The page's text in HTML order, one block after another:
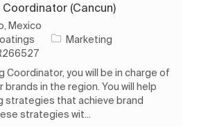
(Cancun)
Mexico
Categorie
Marketing
Coordinator, you will be in charge of
in the region. You will help
strategies that achieve brand
strategies wit...